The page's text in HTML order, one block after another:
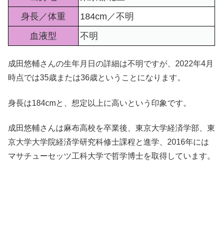
身長／体重
184cm／不明
血液型
不明
成田悠輔さんの生年月日の詳細は不明ですが、2022年4月
時点では35歳または36歳ということになります。
身長は184cmと、想定以上に高いという印象です。
成田悠輔さんは麻布高校を卒業後、東京大学経済学部、東
京大学大学院経済学研究科修士課程と進学、2016年には
マサチューセッツ工科大学で哲学博士を取得しています。